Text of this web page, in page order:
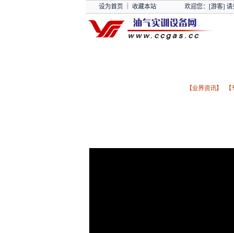
设为首页 收藏本站 欢迎您：[游客] 请
【业界资讯】 【